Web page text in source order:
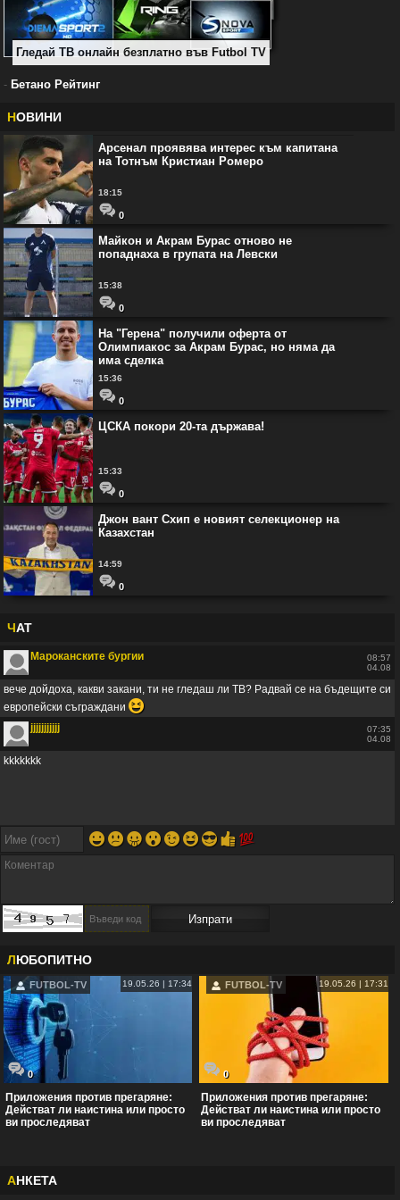
Гледай ТВ онлайн безплатно във Futbol TV
- Бетано Рейтинг
НОВИНИ
Арсенал проявява интерес към капитана
на Тотнъм Кристиан Ромеро
18:15
0
Майкон и Акрам Бурас отново не
попаднаха в групата на Левски
15:38
0
На "Герена" получили оферта от
Олимпиакос за Акрам Бурас, но няма да
има сделка
15:36
0
ЦСКА покори 20-та държава!
15:33
0
Джон вант Схип е новият селекционер на
Казахстан
14:59
0
ЧАТ
Мароканските бургии
08:57
04.08
вече дойдоха, какви закани, ти не гледаш ли ТВ? Радвай се на бъдещите си
европейски съграждани 😆
jjjjjjjjjjj
07:35
04.08
kkkkkkk
😀 😕 😛 😮 😉 😆 😎 👍 💯
ЛЮБОПИТНО
FUTBOL-TV 19.05.26 | 17:34
0
Приложения против прегаряне:
Действат ли наистина или просто
ви проследяват
FUTBOL-TV 19.05.26 | 17:31
0
Приложения против прегаряне:
Действат ли наистина или просто
ви проследяват
АНКЕТА